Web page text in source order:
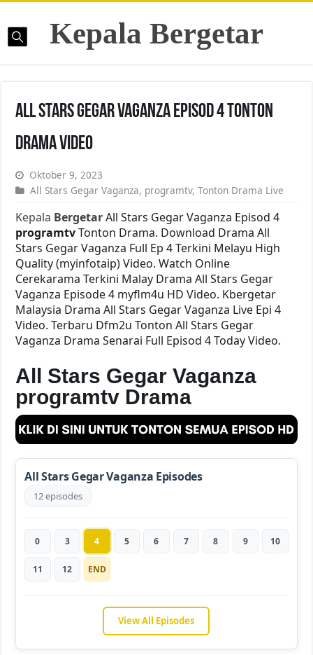
Kepala Bergetar
All Stars Gegar Vaganza Episod 4 Tonton
Drama Video
Oktober 9, 2023
All Stars Gegar Vaganza, programtv,Tonton Drama Live
Kepala BergetarAll Stars Gegar Vaganza Episod 4
programtvTonton Drama. Download Drama All
Stars Gegar Vaganza Full Ep 4 Terkini Melayu High
Quality (myinfotaip) Video. Watch Online
Cerekarama Terkini Malay Drama All Stars Gegar
Vaganza Episode 4 myflm4u HD Video. Kbergetar
Malaysia Drama All Stars Gegar Vaganza Live Epi 4
Video. Terbaru Dfm2u Tonton All Stars Gegar
Vaganza Drama Senarai Full Episod 4 Today Video.
All Stars Gegar Vaganza
programtv Drama
All Stars Gegar Vaganza Episodes
12 episodes
0 3 4 5 6 7 8 9 10
11 12 END
View All Episodes